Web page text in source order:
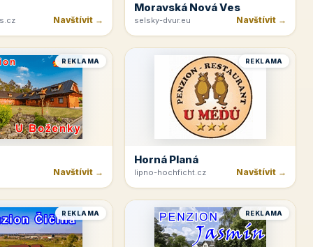
Navštívit →
Moravská Nová Ves
selsky-dvur.eu Navštívit →
REKLAMA
Navštívit →
REKLAMA
Horná Planá
lipno-hochficht.cz Navštívit →
REKLAMA REKLAMA